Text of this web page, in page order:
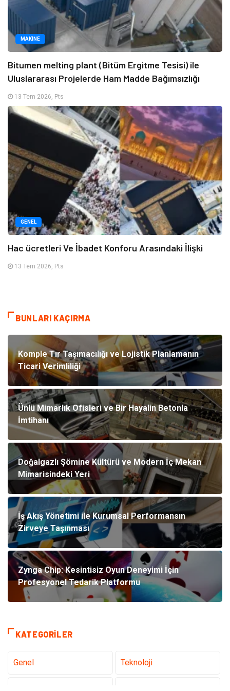
MAKINE
Bitumen melting plant (Bitüm Ergitme Tesisi) ile
Uluslararası Projelerde Ham Madde Bağımsızlığı
13 Tem 2026, Pts
GENEL
Hac ücretleri Ve İbadet Konforu Arasındaki İlişki
13 Tem 2026, Pts
BUNLARI KAÇIRMA
Komple Tır Taşımacılığı ve Lojistik Planlamanın
Ticari Verimliliği
Ünlü Mimarlık Ofisleri ve Bir Hayalin Betonla
İmtihanı
Doğalgazlı Şömine Kültürü ve Modern İç Mekan
Mimarisindeki Yeri
İş Akış Yönetimi ile Kurumsal Performansın
Zirveye Taşınması
Zynga Chip: Kesintisiz Oyun Deneyimi İçin
Profesyonel Tedarik Platformu
KATEGORILER
Genel Teknoloji